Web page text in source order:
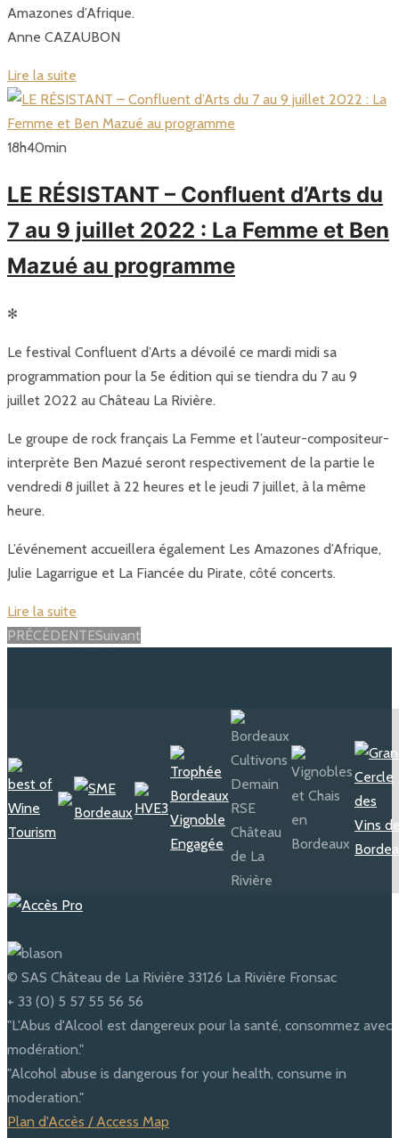
Amazones d’Afrique.
Anne CAZAUBON
Lire la suite
18h40min
LE RÉSISTANT – Confluent d’Arts du
7 au 9 juillet 2022 : La Femme et Ben
Mazué au programme
✻
Le festival Confluent d’Arts a dévoilé ce mardi midi sa
programmation pour la 5e édition qui se tiendra du 7 au 9
juillet 2022 au Château La Rivière.
Le groupe de rock français La Femme et l’auteur-compositeur-
interprète Ben Mazué seront respectivement de la partie le
vendredi 8 juillet à 22 heures et le jeudi 7 juillet, à la même
heure.
L’événement accueillera également Les Amazones d’Afrique,
Julie Lagarrigue et La Fiancée du Pirate, côté concerts.
Lire la suite
Posts
PRÉCÉDENTESuivant
© SAS Château de La Rivière 33126 La Rivière Fronsac
+ 33 (0) 5 57 55 56 56
"L'Abus d'Alcool est dangereux pour la santé, consommez avec
modération."
"Alcohol abuse is dangerous for your health, consume in
moderation."
Plan d'Accès / Access Map